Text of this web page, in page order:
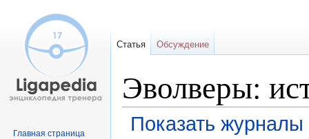
Эволверы:
Показать
Статья Обсуждение
Главная страница